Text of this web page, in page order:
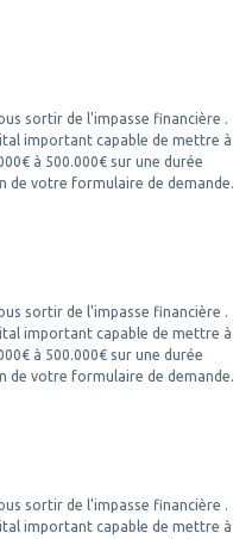
sortir de l'impasse financière .
important capable de mettre à
à 500.000€ sur une durée
de votre formulaire de demande.
sortir de l'impasse financière .
important capable de mettre à
à 500.000€ sur une durée
de votre formulaire de demande.
sortir de l'impasse financière .
important capable de mettre à